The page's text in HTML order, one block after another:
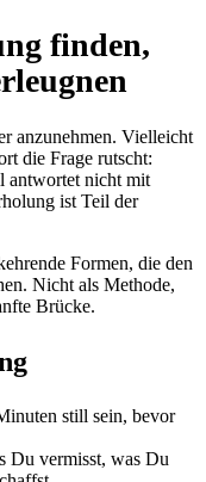
finden,
anzunehmen. Vielleicht
die Frage rutscht:
antwortet nicht mit
ist Teil der
Formen, die den
Nicht als Methode,
Brücke.
still sein, bevor
Du vermisst, was Du